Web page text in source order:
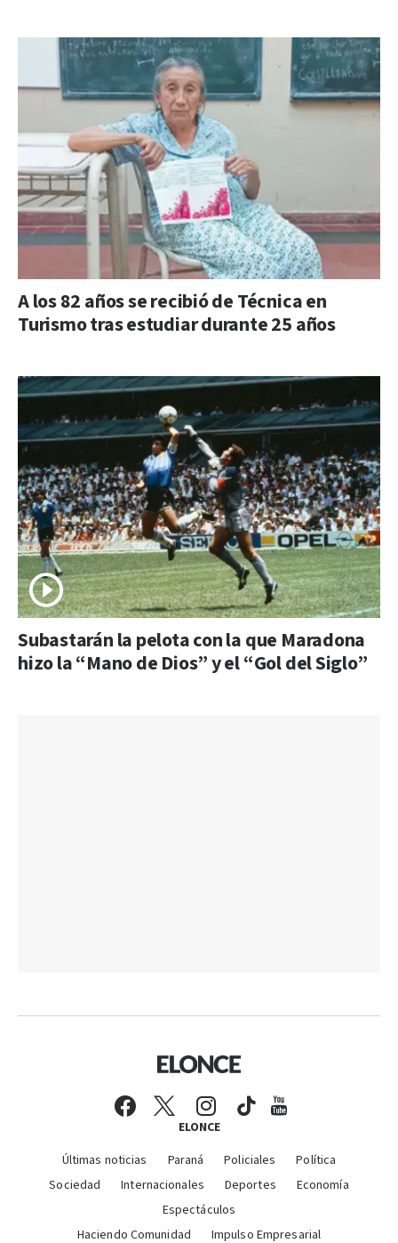
A los 82 años se recibió de Técnica en
Turismo tras estudiar durante 25 años
Subastarán la pelota con la que Maradona
hizo la “Mano de Dios” y el “Gol del Siglo”
ELONCE
Últimas noticias Paraná Policiales
Política
Sociedad
Internacionales Deportes
Economía
Espectáculos
Haciendo Comunidad
Impulso Empresarial